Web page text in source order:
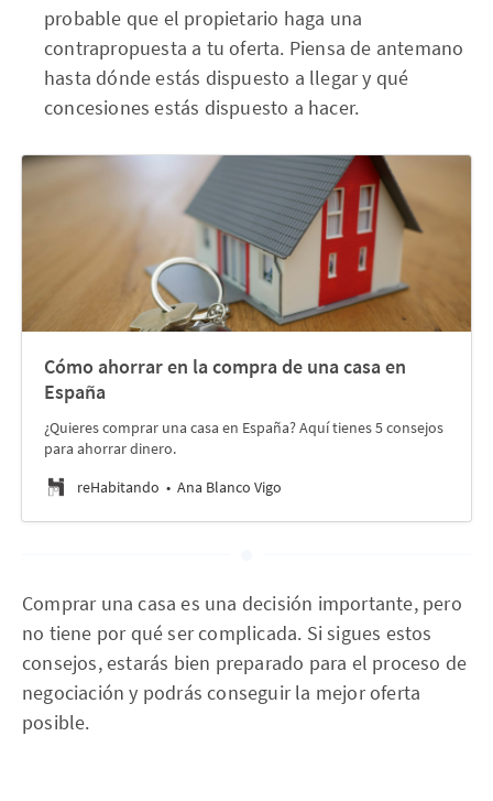
probable que el propietario haga una
contrapropuesta a tu oferta. Piensa de antemano
hasta dónde estás dispuesto a llegar y qué
concesiones estás dispuesto a hacer.
Cómo ahorrar en la compra de una casa en
España
¿Quieres comprar una casa en España? Aquí tienes 5 consejos
para ahorrar dinero.
reHabitando
Ana Blanco Vigo
Comprar una casa es una decisión importante, pero
no tiene por qué ser complicada. Si sigues estos
consejos, estarás bien preparado para el proceso de
negociación y podrás conseguir la mejor oferta
posible.